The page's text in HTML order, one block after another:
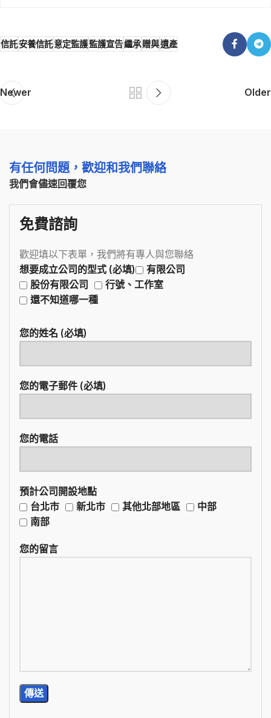
信託安養信託意定監護監護宣告繼承贈與遺產
Newer Older
有任何問題，歡迎和我們聯絡
我們會儘速回覆您
免費諮詢
歡迎填以下表單，我們將有專人與您聯絡
想要成立公司的型式 (必填)
有限公司
股份有限公司
行號、工作室
還不知道哪一種
您的姓名 (必填)
您的電子郵件 (必填)
您的電話
預計公司開設地點
台北市
新北市 其他北部地區
中部
南部
您的留言